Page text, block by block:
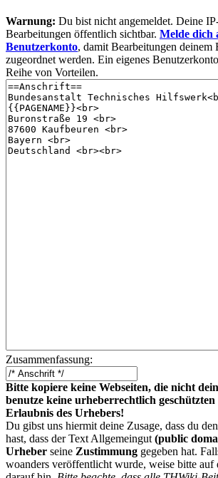
Warnung: Du bist nicht angemeldet. Deine
Bearbeitungen öffentlich sichtbar. Melde dich
Benutzerkonto, damit Bearbeitungen deinem
zugeordnet werden. Ein eigenes
Reihe von Vorteilen.
Zusammenfassung:
Bitte kopiere keine Webseiten, die nicht
benutze keine urheberrechtlich
Erlaubnis des Urhebers!
Du gibst uns hiermit deine Zusage, dass du
hast, dass der Text Allgemeingut (public
Urheber seine Zustimmung gegeben hat.
woanders veröffentlicht wurde, weise bitte auf